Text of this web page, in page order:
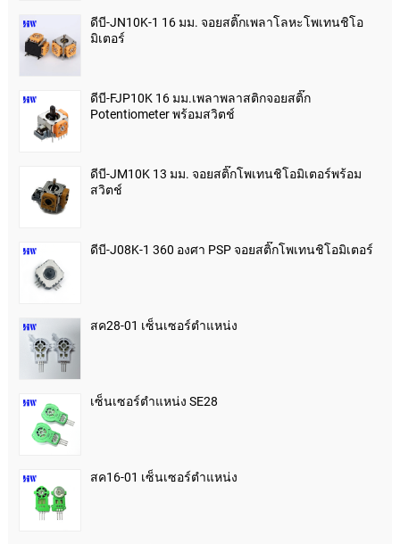
ดีบี-JN10K-1 16 มม. จอยสติ๊กเพลาโลหะโพเทนชิโอ
มิเตอร์
ดีบี-FJP10K 16 มม.เพลาพลาสติกจอยสติ๊ก
Potentiometer พร้อมสวิตช์
ดีบี-JM10K 13 มม. จอยสติ๊กโพเทนชิโอมิเตอร์พร้อม
สวิตช์
ดีบี-J08K-1 360 องศา PSP จอยสติ๊กโพเทนชิโอมิเตอร์
สค28-01 เซ็นเซอร์ตำแหน่ง
เซ็นเซอร์ตำแหน่ง SE28
สค16-01 เซ็นเซอร์ตำแหน่ง